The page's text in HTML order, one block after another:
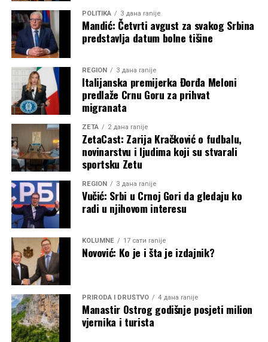
POLITIKA 3 дана ranije
Mandić: Četvrti avgust za svakog Srbina
predstavlja datum bolne tišine
REGION 3 дана ranije
Italijanska premijerka Đorđa Meloni
predlaže Crnu Goru za prihvat
migranata
ZETA 2 дана ranije
ZetaCast: Zarija Kračković o fudbalu,
novinarstvu i ljudima koji su stvarali
sportsku Zetu
REGION 3 дана ranije
Vučić: Srbi u Crnoj Gori da gledaju ko
radi u njihovom interesu
KOLUMNE 17 сати ranije
Novović: Ko je i šta je izdajnik?
PRIRODA I DRUŠTVO 4 дана ranije
Manastir Ostrog godišnje posjeti milion
vjernika i turista